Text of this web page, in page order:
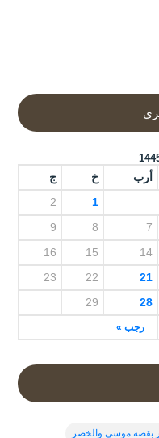
أرب خ ج
رجب »
1
2
7
8
9
14
15
16
21
22
23
28
29
بقصة موسى والخضر